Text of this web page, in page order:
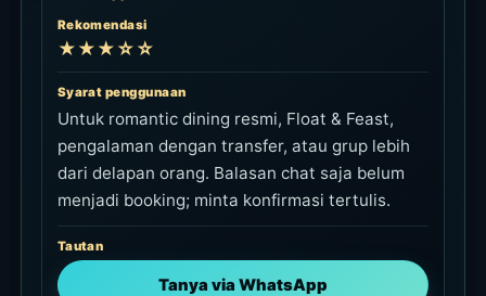
Rekomendasi
★★★☆☆
Syarat penggunaan
Untuk romantic dining resmi, Float & Feast,
pengalaman dengan transfer, atau grup lebih
dari delapan orang. Balasan chat saja belum
menjadi booking; minta konfirmasi tertulis.
Tautan
Tanya via WhatsApp